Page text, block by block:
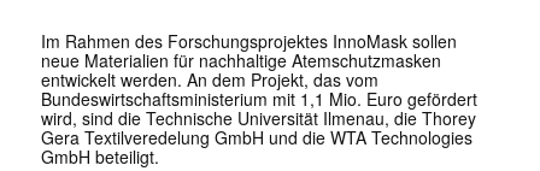
Im Rahmen des Forschungsprojektes InnoMask sollen
neue Materialien für nachhaltige Atemschutzmasken
entwickelt werden. An dem Projekt, das vom
Bundeswirtschaftsministerium mit 1,1 Mio. Euro gefördert
wird, sind die Technische Universität Ilmenau, die Thorey
Gera Textilveredelung GmbH und die WTA Technologies
GmbH beteiligt.